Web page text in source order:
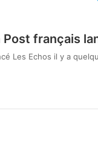
français
Les Echos il y a